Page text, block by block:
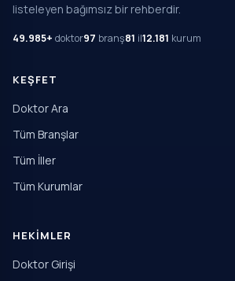
listeleyen bağımsız bir rehberdir.
49.985+ doktor97 branş81 il12.181 kurum
KEŞFET
Doktor Ara
Tüm Branşlar
Tüm İller
Tüm Kurumlar
HEKIMLER
Doktor Girişi